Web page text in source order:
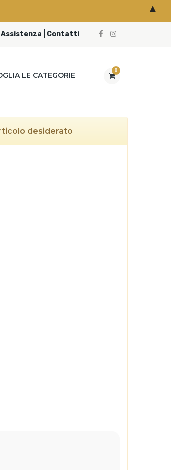
Assistenza | Contatti
0
LE CATEGORIE
desiderato
▲